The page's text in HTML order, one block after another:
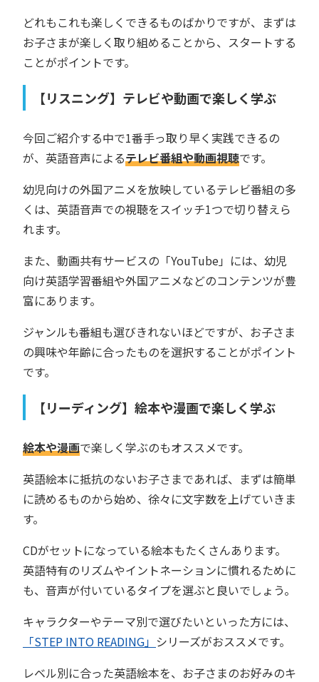
どれもこれも楽しくできるものばかりですが、まずは
お子さまが楽しく取り組めることから、スタートする
ことがポイントです。
【リスニング】テレビや動画で楽しく学ぶ
今回ご紹介する中で1番手っ取り早く実践できるの
が、英語音声によるテレビ番組や動画視聴です。
幼児向けの外国アニメを放映しているテレビ番組の多
くは、英語音声での視聴をスイッチ1つで切り替えら
れます。
また、動画共有サービスの「YouTube」には、幼児
向け英語学習番組や外国アニメなどのコンテンツが豊
富にあります。
ジャンルも番組も選びきれないほどですが、お子さま
の興味や年齢に合ったものを選択することがポイント
です。
【リーディング】絵本や漫画で楽しく学ぶ
絵本や漫画で楽しく学ぶのもオススメです。
英語絵本に抵抗のないお子さまであれば、まずは簡単
に読めるものから始め、徐々に文字数を上げていきま
す。
CDがセットになっている絵本もたくさんあります。
英語特有のリズムやイントネーションに慣れるために
も、音声が付いているタイプを選ぶと良いでしょう。
キャラクターやテーマ別で選びたいといった方には、
「STEP INTO READING」 シリーズがおススメです。
レベル別に合った英語絵本を、お子さまのお好みのキ